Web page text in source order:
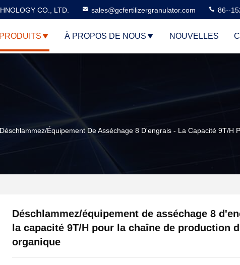
CO., LTD. sales@gcfertilizergranulator.com 86--
PRODUITS À PROPOS DE NOUS NOUVELLES
Déschlammez/équipement De Asséchage 8 D'engrais - La Capacité 9T/H
Déschlammez/équipement de asséchage 8
la capacité 9T/H pour la chaîne de production
organique